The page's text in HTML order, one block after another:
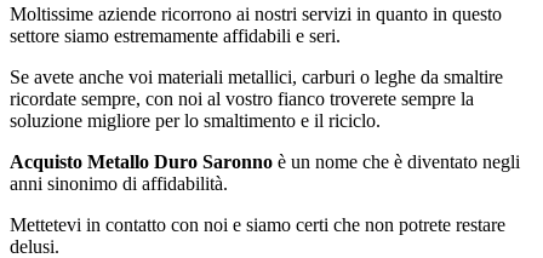
Moltissime aziende ricorrono ai nostri servizi in quanto in questo
settore siamo estremamente affidabili e seri.
Se avete anche voi materiali metallici, carburi o leghe da smaltire
ricordate sempre, con noi al vostro fianco troverete sempre la
soluzione migliore per lo smaltimento e il riciclo.
Acquisto Metallo Duro Saronno è un nome che è diventato negli
anni sinonimo di affidabilità.
Mettetevi in contatto con noi e siamo certi che non potrete restare
delusi.